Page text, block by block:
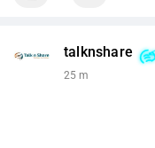
talknshare
25 m